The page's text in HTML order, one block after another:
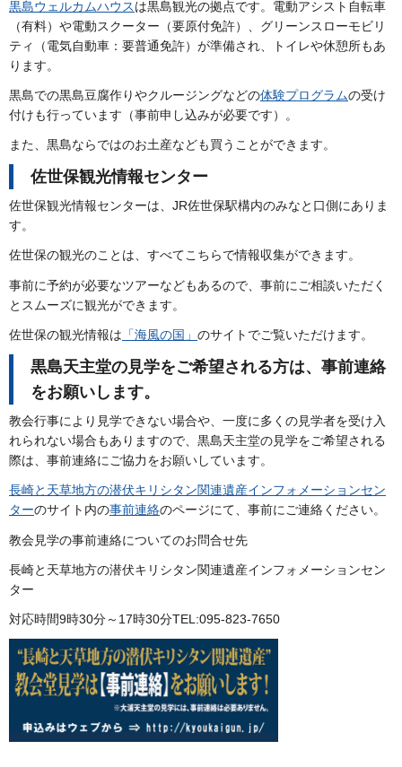
黒島ウェルカムハウスは黒島観光の拠点です。電動アシスト自転車
（有料）や電動スクーター（要原付免許）、グリーンスローモビリ
ティ（電気自動車：要普通免許）が準備され、トイレや休憩所もあ
ります。
黒島での黒島豆腐作りやクルージングなどの体験プログラムの受け
付けも行っています（事前申し込みが必要です）。
また、黒島ならではのお土産なども買うことができます。
佐世保観光情報センター
佐世保観光情報センターは、JR佐世保駅構内のみなと口側にありま
す。
佐世保の観光のことは、すべてこちらで情報収集ができます。
事前に予約が必要なツアーなどもあるので、事前にご相談いただく
とスムーズに観光ができます。
佐世保の観光情報は 「海風の国」 のサイトでご覧いただけます。
黒島天主堂の見学をご希望される方は、事前連絡
をお願いします。
教会行事により見学できない場合や、一度に多くの見学者を受け入
れられない場合もありますので、黒島天主堂の見学をご希望される
際は、事前連絡にご協力をお願いしています。
長崎と天草地方の潜伏キリシタン関連遺産インフォメーションセン
ターのサイト内の事前連絡のページにて、事前にご連絡ください。
教会見学の事前連絡についてのお問合せ先
長崎と天草地方の潜伏キリシタン関連遺産インフォメーションセン
ター
対応時間9時30分～17時30分TEL:095-823-7650